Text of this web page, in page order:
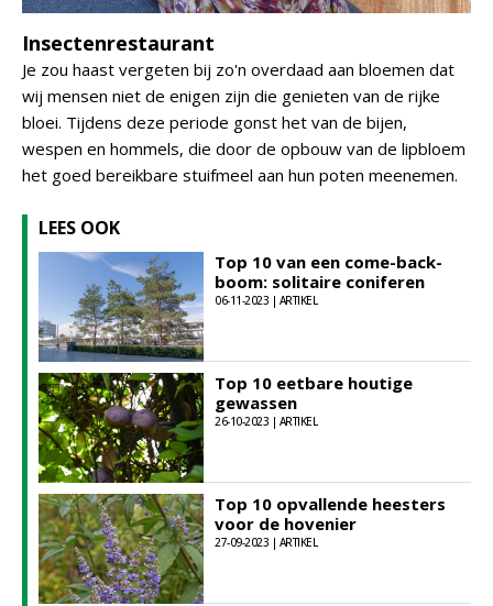
Insectenrestaurant
Je zou haast vergeten bij zo'n overdaad aan bloemen dat
wij mensen niet de enigen zijn die genieten van de rijke
bloei. Tijdens deze periode gonst het van de bijen,
wespen en hommels, die door de opbouw van de lipbloem
het goed bereikbare stuifmeel aan hun poten meenemen.
LEES OOK
Top 10 van een come-back-
boom: solitaire coniferen
06-11-2023 | ARTIKEL
Top 10 eetbare houtige
gewassen
26-10-2023 | ARTIKEL
Top 10 opvallende heesters
voor de hovenier
27-09-2023 | ARTIKEL